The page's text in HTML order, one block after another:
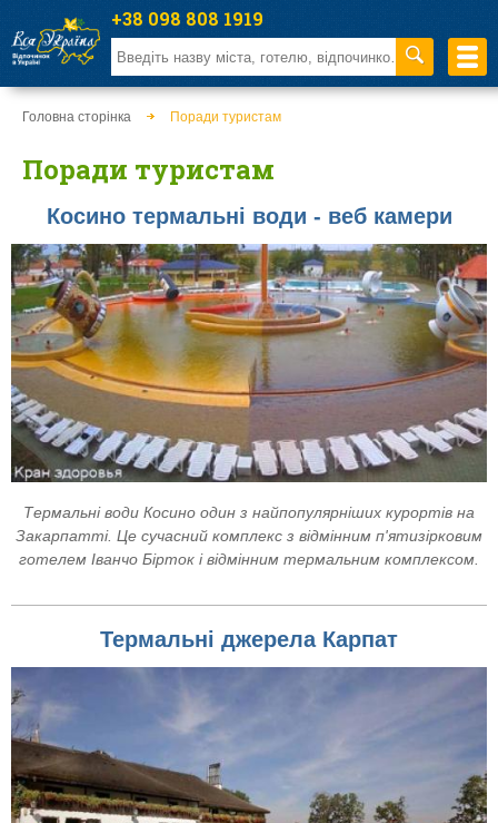
Головна сторінка Поради туристам
Поради туристам
Косино термальні води - веб камери
Термальні води Косино один з найпопулярніших курортів на
Закарпатті. Це сучасний комплекс з відмінним п'ятизірковим
готелем Іванчо Бірток і відмінним термальним комплексом.
Термальні джерела Карпат
+38 098 808 1919